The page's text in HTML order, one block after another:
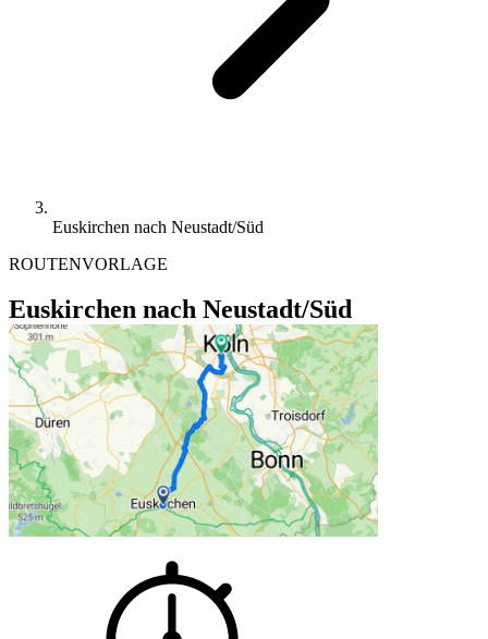
Euskirchen nach Neustadt/Süd
ROUTENVORLAGE
Euskirchen nach Neustadt/Süd